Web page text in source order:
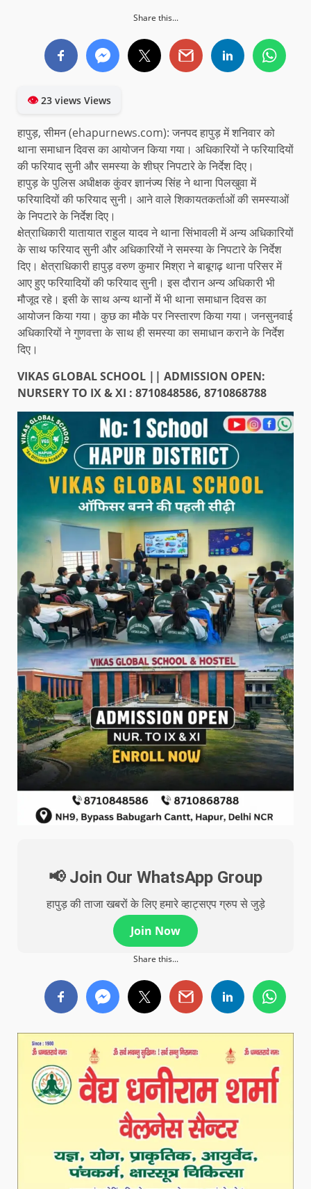
Share this...
👁23 views Views
हापुड़, सीमन (ehapurnews.com): जनपद हापुड़ में शनिवार को
थाना समाधान दिवस का आयोजन किया गया। अधिकारियों ने फरियादियों
की फरियाद सुनी और समस्या के शीघ्र निपटारे के निर्देश दिए।
हापुड़ के पुलिस अधीक्षक कुंवर ज्ञानंज्य सिंह ने थाना पिलखुवा में
फरियादियों की फरियाद सुनी। आने वाले शिकायतकर्ताओं की समस्याओं
के निपटारे के निर्देश दिए।
क्षेत्राधिकारी यातायात राहुल यादव ने थाना सिंभावली में अन्य अधिकारियों
के साथ फरियाद सुनी और अधिकारियों ने समस्या के निपटारे के निर्देश
दिए। क्षेत्राधिकारी हापुड़ वरुण कुमार मिश्रा ने बाबूगढ़ थाना परिसर में
आए हुए फरियादियों की फरियाद सुनी। इस दौरान अन्य अधिकारी भी
मौजूद रहे। इसी के साथ अन्य थानों में भी थाना समाधान दिवस का
आयोजन किया गया। कुछ का मौके पर निस्तारण किया गया। जनसुनवाई
अधिकारियों ने गुणवत्ता के साथ ही समस्या का समाधान कराने के निर्देश
दिए।
VIKAS GLOBAL SCHOOL || ADMISSION OPEN:
NURSERY TO IX & XI : 8710848586, 8710868788
📢 Join Our WhatsApp Group
हापुड़ की ताजा खबरों के लिए हमारे व्हाट्सएप ग्रुप से जुड़े
Join Now
Share this...